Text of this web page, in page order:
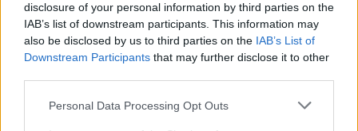
disclosure of your personal information by third parties on the
IAB’s list of downstream participants. This information may
also be disclosed by us to third parties on the IAB’s List of
Downstream Participants that may further disclose it to other
Please note that this website/app uses one or more Google
Personal Data Processing Opt Outs
https://www.youtube.com/watch?
v=AQnfDl_tsEQ